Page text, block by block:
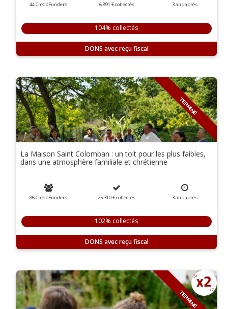
44 CredoFunders 6 891 €collectés 3ansaprès
104% collectés
DONS
TERMINÉ
La Maison Saint Colomban : un toit pour les plus faibles,
dans une atmosphère familiale et chrétienne
86 CredoFunders 25 310 €collectés 3ansaprès
102% collectés
DONS
TERMINÉ